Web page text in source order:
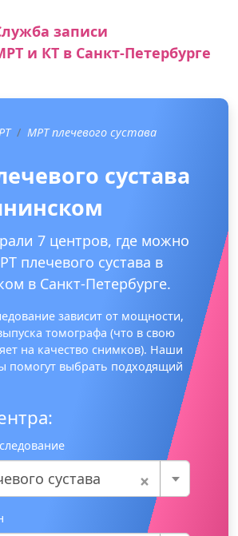
записи
и КТ в Санкт-Петербурге
МРТ плечевого сустава
сустава
7 центров, где можно
плечевого сустава в
в Санкт-Петербурге.
зависит от мощности,
томографа (что в свою
на качество снимков). Наши
помогут выбрать подходящий
×
сустава